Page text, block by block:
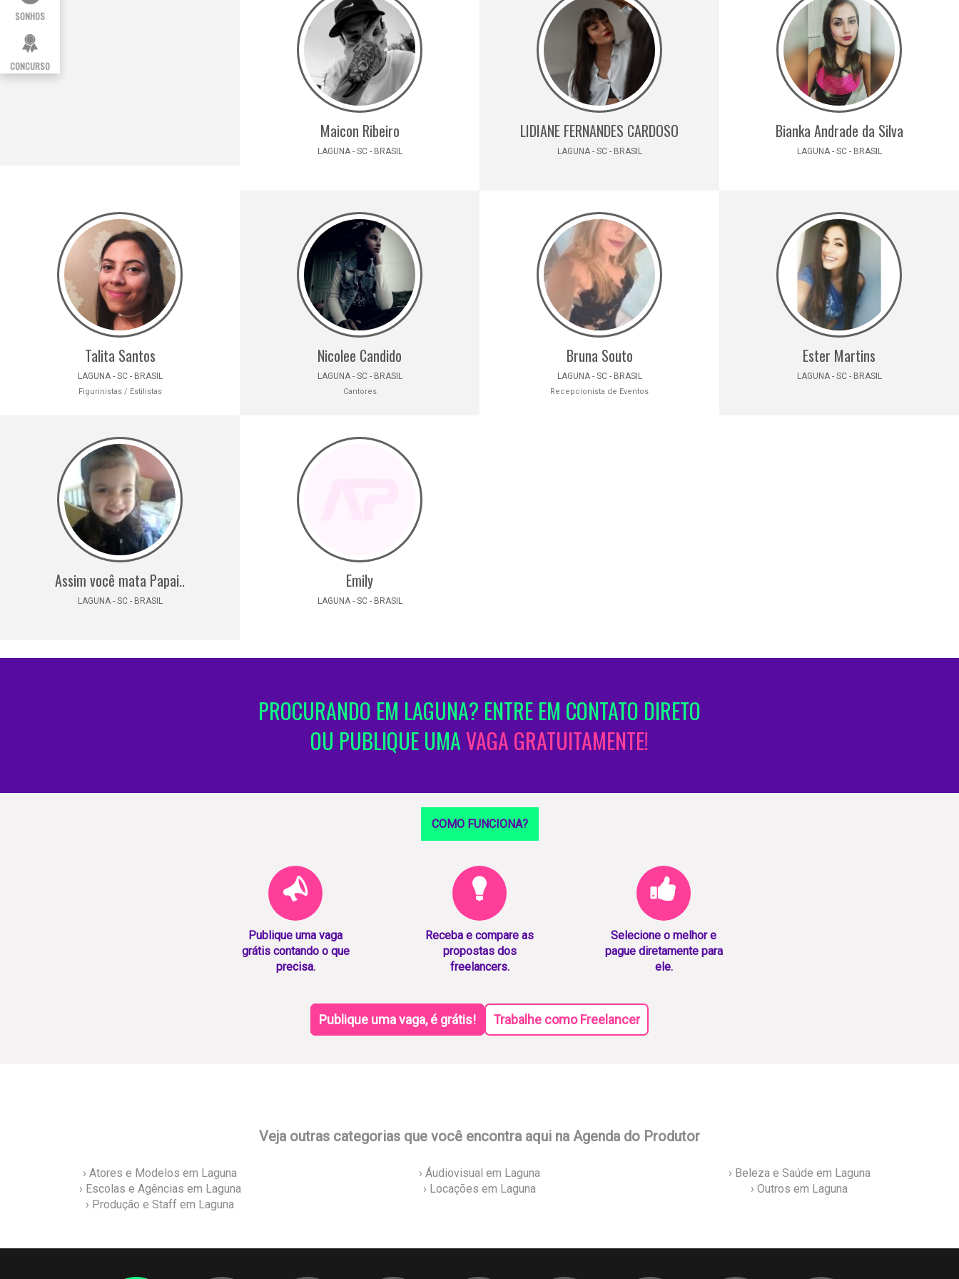
SONHOS
CONCURSO
Maicon Ribeiro
LAGUNA - SC - BRASIL
LIDIANE FERNANDES CARDOSO
LAGUNA - SC - BRASIL
Bianka Andrade da Silva
LAGUNA - SC - BRASIL
Talita Santos
LAGUNA - SC - BRASIL
Figurinistas / Estilistas
Nicolee Candido
LAGUNA - SC - BRASIL
Cantores
Bruna Souto
LAGUNA - SC - BRASIL
Recepcionista de Eventos
Ester Martins
LAGUNA - SC - BRASIL
Assim você mata Papai..
LAGUNA - SC - BRASIL
Emily
LAGUNA - SC - BRASIL
PROCURANDO EM LAGUNA? ENTRE EM CONTATO DIRETO
OU PUBLIQUE UMAVAGA GRATUITAMENTE!
COMO FUNCIONA?
Publique uma vaga
grátis contando o que
precisa.
Receba e compare as
propostas dos
freelancers.
Selecione o melhor e
pague diretamente para
ele.
Publique uma vaga, é grátis! Trabalhe como Freelancer
Veja outras categorias que você encontra aqui na Agenda do Produtor
› Atores e Modelos em Laguna › Áudiovisual em Laguna
› Beleza e Saúde em Laguna
› Escolas e Agências em Laguna
› Locações em Laguna
› Outros em Laguna
› Produção e Staff em Laguna